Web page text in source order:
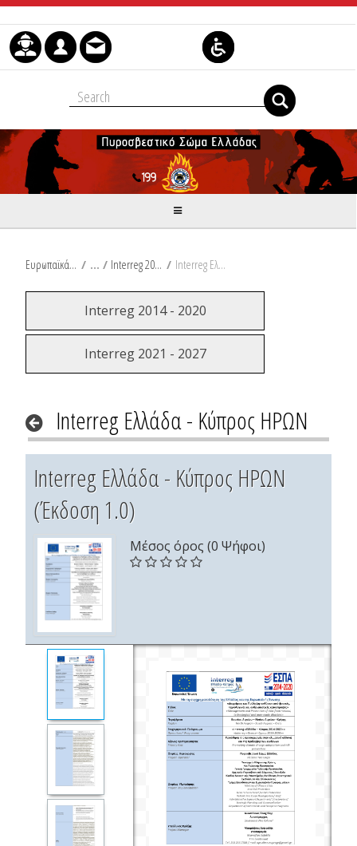
Μετάβαση στο περιεχόμενο
Ευρωπαϊκά & Αναπτυξιακά Προγράμματα / Interreg 2014 - 2020 / Interreg Ελλάδα - Κύπρος ΗΡΩΝ
Interreg 2014 - 2020
Interreg 2021 - 2027
Interreg Ελλάδα - Κύπρος ΗΡΩΝ
Interreg Ελλάδα - Κύπρος ΗΡΩΝ
(Έκδοση 1.0)
Μέσος όρος (0 Ψήφοι)